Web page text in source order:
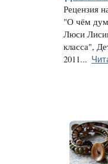
Рецензия
"О чём
Люси
класса",
2011...